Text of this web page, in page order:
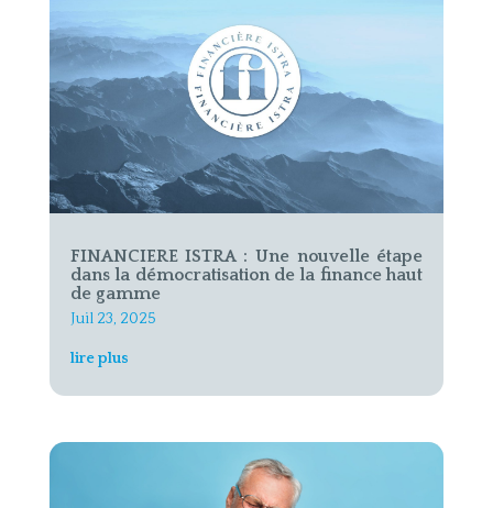
FINANCIERE ISTRA : Une nouvelle étape
dans la démocratisation de la finance haut
de gamme
Juil 23, 2025
lire plus